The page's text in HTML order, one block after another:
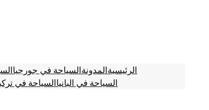
الرئيسيةالمدونةالسياحة في جورجيا
السياحة في البانياالسياحة في